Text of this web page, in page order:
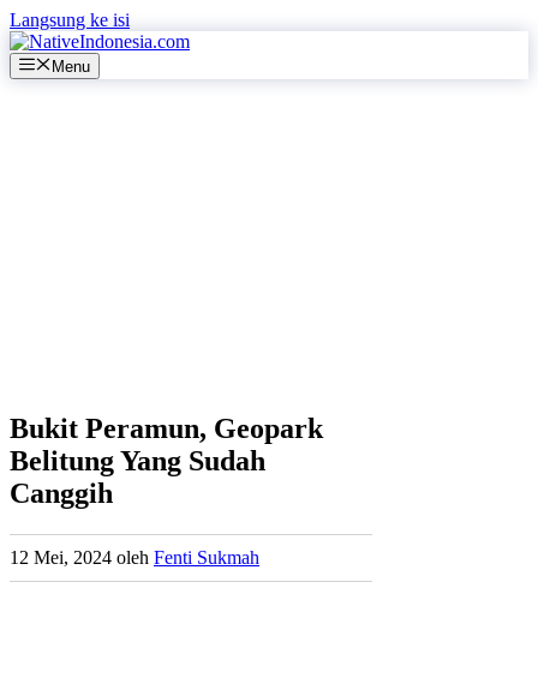
Langsung ke isi
Menu
Bukit Peramun, Geopark
Belitung Yang Sudah
Canggih
12 Mei, 2024 oleh Fenti Sukmah